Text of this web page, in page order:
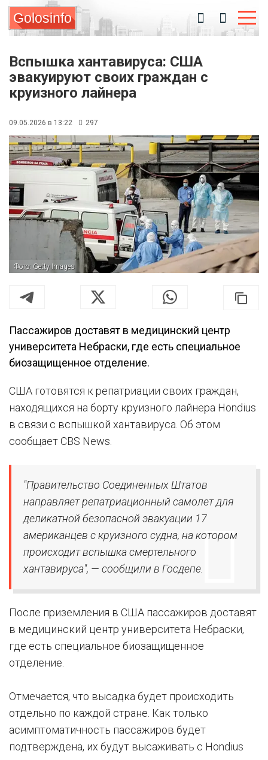
Golosinfo
Вспышка хантавируса: США
эвакуируют своих граждан с
круизного лайнера
09.05.2026 в 13:22 297
Фото: Getty Images
Пассажиров доставят в медицинский центр
университета Небраски, где есть специальное
биозащищенное отделение.
США готовятся к репатриации своих граждан,
находящихся на борту круизного лайнера Hondius
в связи с вспышкой хантавируса. Об этом
сообщает CBS News.
"Правительство Соединенных Штатов
направляет репатриационный самолет для
деликатной безопасной эвакуации 17
американцев с круизного судна, на котором
происходит вспышка смертельного
хантавируса", — сообщили в Госдепе.
После приземления в США пассажиров доставят
в медицинский центр университета Небраски,
где есть специальное биозащищенное
отделение.
Отмечается, что высадка будет происходить
отдельно по каждой стране. Как только
асимптоматичность пассажиров будет
подтверждена, их будут высаживать с Hondius